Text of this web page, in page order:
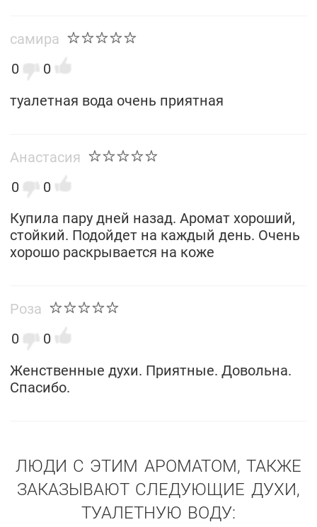
самира
0
0
туалетная вода очень приятная
Анастасия
0
0
Купила пару дней назад. Аромат хороший,
стойкий. Подойдет на каждый день. Очень
хорошо раскрывается на коже
Роза
0
0
Женственные духи. Приятные. Довольна.
Спасибо.
ЛЮДИ С ЭТИМ АРОМАТОМ, ТАКЖЕ
ЗАКАЗЫВАЮТ СЛЕДУЮЩИЕ ДУХИ,
ТУАЛЕТНУЮ ВОДУ: